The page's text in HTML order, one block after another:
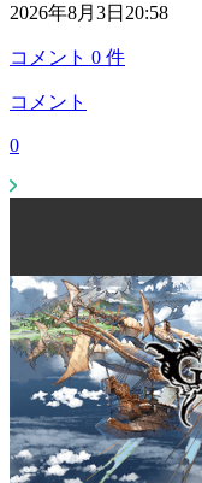
2026年8月3日20:58
コメント 0 件
コメント
0